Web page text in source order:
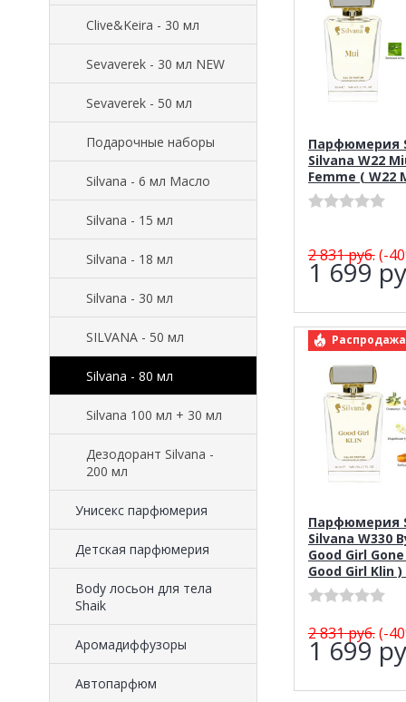
Clive&Keira - 30 мл
Sevaverek - 30 мл NEW
Sevaverek - 50 мл
Подарочные наборы
Silvana - 6 мл Масло
Silvana - 15 мл
Silvana - 18 мл
Silvana - 30 мл
SILVANA - 50 мл
Silvana - 80 мл
Silvana 100 мл + 30 мл
Дезодорант Silvana -
200 мл
Унисекс парфюмерия
Детская парфюмерия
Body лосьон для тела
Shaik
Аромадиффузоры
Автопарфюм
Парфюмерия
Silvana W22
Femme ( W22
2 831руб.(-
1 699
Распродажа
арт.:
Парфюмерия
Silvana W330
Good Girl
Good Girl Klin
2 831руб.(-
1 699